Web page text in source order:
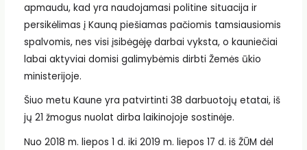
apmaudu, kad yra naudojamasi politine situacija ir
persikėlimas į Kauną piešiamas pačiomis tamsiausiomis
spalvomis, nes visi įsibėgėję darbai vyksta, o kauniečiai
labai aktyviai domisi galimybėmis dirbti Žemės ūkio
ministerijoje.
Šiuo metu Kaune yra patvirtinti 38 darbuotojų etatai, iš
jų 21 žmogus nuolat dirba laikinojoje sostinėje.
Nuo 2018 m. liepos 1 d. iki 2019 m. liepos 17 d. iš ŽŪM dėl